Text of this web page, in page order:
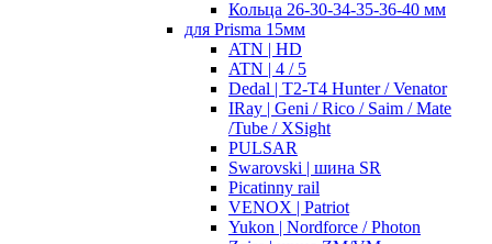
Кольца 26-30-34-35-36-40 мм
для Prisma 15мм
ATN | HD
ATN | 4 / 5
Dedal | T2-T4 Hunter / Venator
IRay | Geni / Rico / Saim / Mate
/Tube / XSight
PULSAR
Swarovski | шина SR
Picatinny rail
VENOX | Patriot
Yukon | Nordforce / Photon